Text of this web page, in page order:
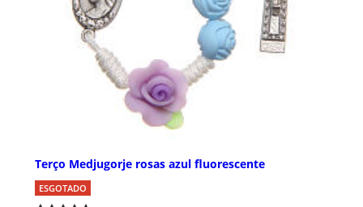
Terço Medjugorje rosas azul fluorescente
ESGOTADO